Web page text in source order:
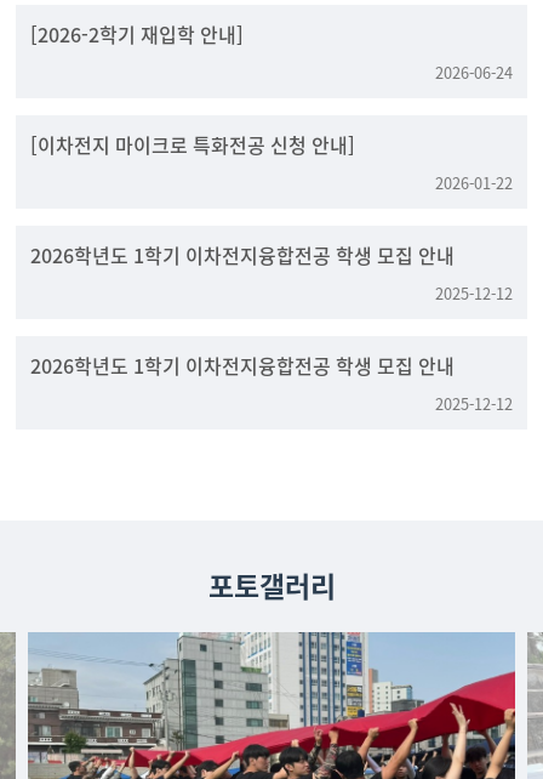
[2026-2학기 재입학 안내]
2026-06-24
[이차전지 마이크로 특화전공 신청 안내]
2026-01-22
2026학년도 1학기 이차전지융합전공 학생 모집 안내
2025-12-12
2026학년도 1학기 이차전지융합전공 학생 모집 안내
2025-12-12
포토갤러리